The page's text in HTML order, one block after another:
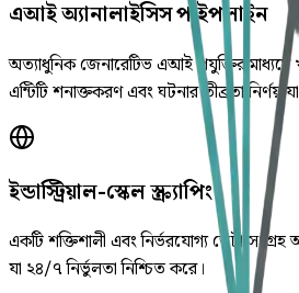
এআই অ্যানালাইসিস পাইপলাইন
অত্যাধুনিক জেনারেটিভ এআই প্রযুক্তির মাধ্যমে
এন্টিটি শনাক্তকরণ এবং ঘটনার তীব্রতা নির্ণয়
ইন্ডাস্ট্রিয়াল-স্কেল স্ক্র্যাপিং
একটি শক্তিশালী এবং নির্ভরযোগ্য ডেটা সংগ্রহ
যা ২৪/৭ নির্ভুলতা নিশ্চিত করে।